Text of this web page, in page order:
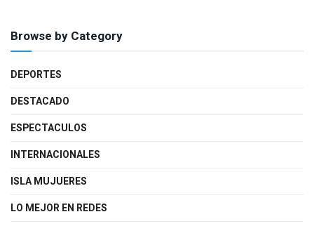
Browse by Category
DEPORTES
DESTACADO
ESPECTACULOS
INTERNACIONALES
ISLA MUJUERES
LO MEJOR EN REDES